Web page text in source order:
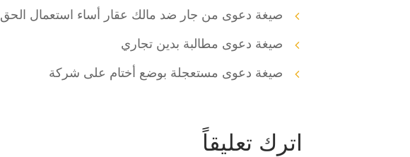
صيغة دعوى من جار ضد مالك عقار أساء استعمال الحق
صيغة دعوى مطالبة بدين تجاري
صيغة دعوى مستعجلة بوضع أختام على شركة
اترك تعليقاً